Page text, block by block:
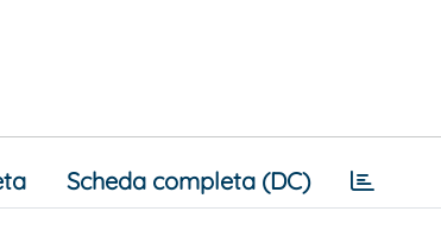
Scheda completa (DC)